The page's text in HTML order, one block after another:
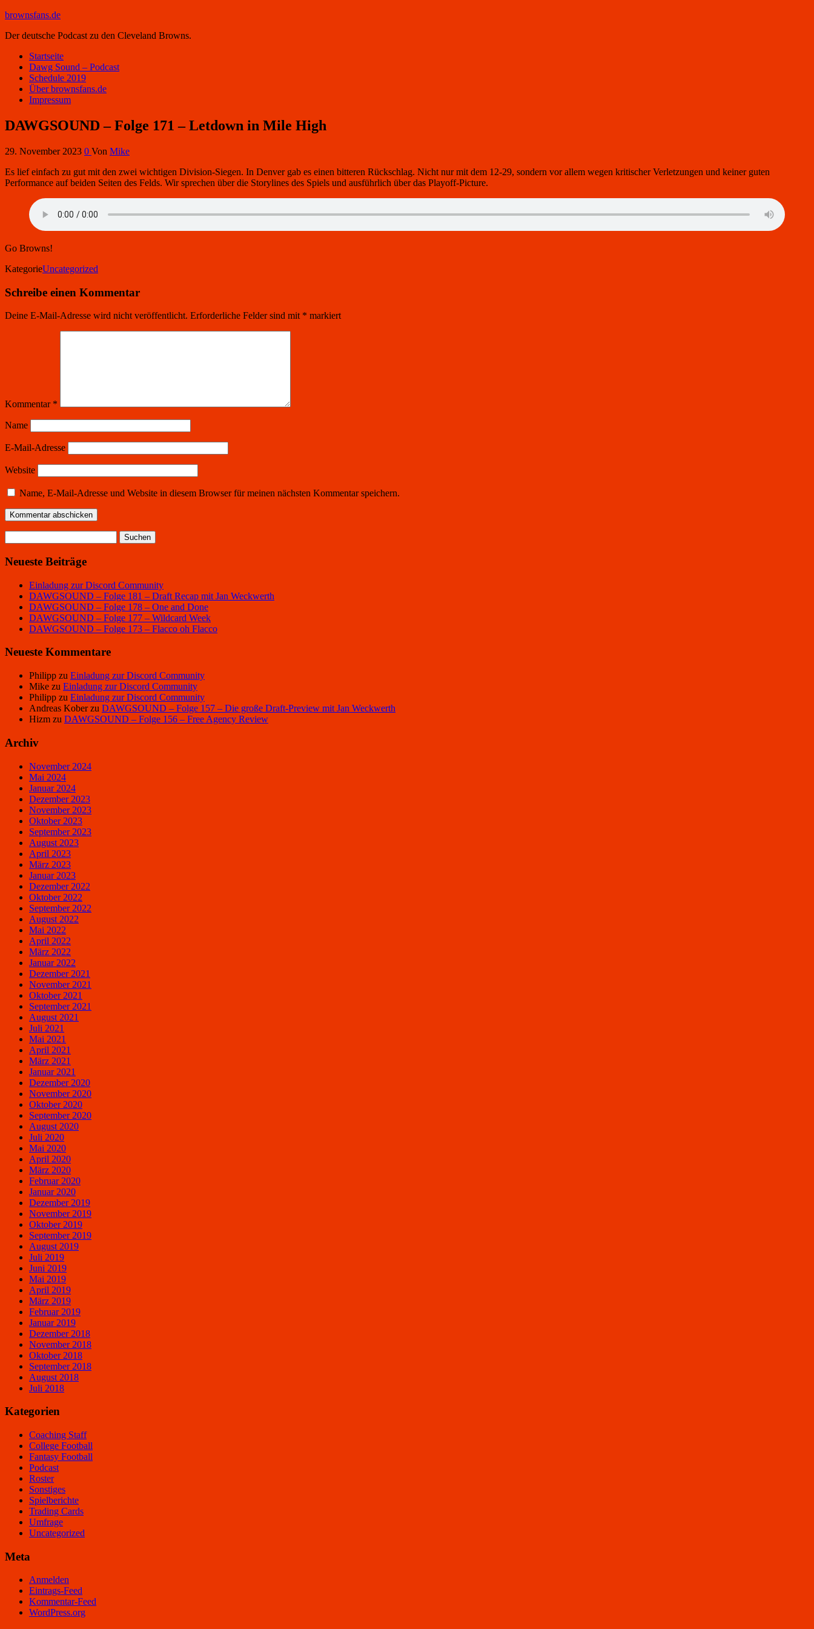
brownsfans.de
Der deutsche Podcast zu den Cleveland Browns.
Startseite
Dawg Sound – Podcast
Schedule 2019
Über brownsfans.de
Impressum
DAWGSOUND – Folge 171 – Letdown in Mile High
29. November 2023 0 Von Mike
Es lief einfach zu gut mit den zwei wichtigen Division-Siegen. In Denver gab es einen bitteren Rückschlag. Nicht nur mit dem 12-29, sondern vor allem wegen kritischer Verletzungen und keiner guten
Performance auf beiden Seiten des Felds. Wir sprechen über die Storylines des Spiels und ausführlich über das Playoff-Picture.
Go Browns!
KategorieUncategorized
Schreibe einen Kommentar
Deine E-Mail-Adresse wird nicht veröffentlicht. Erforderliche Felder sind mit * markiert
Kommentar *
Name
E-Mail-Adresse
Website
Name, E-Mail-Adresse und Website in diesem Browser für meinen nächsten Kommentar speichern.
nach:
Neueste Beiträge
Einladung zur Discord Community
DAWGSOUND – Folge 181 – Draft Recap mit Jan Weckwerth
DAWGSOUND – Folge 178 – One and Done
DAWGSOUND – Folge 177 – Wildcard Week
DAWGSOUND – Folge 173 – Flacco oh Flacco
Neueste Kommentare
Philipp zu Einladung zur Discord Community
Mike zu Einladung zur Discord Community
Philipp zu Einladung zur Discord Community
Andreas Koberzu DAWGSOUND – Folge 157 – Die große Draft-Preview mit Jan Weckwerth
Hizm zu DAWGSOUND – Folge 156 – Free Agency Review
Archiv
November 2024
Mai 2024
Januar 2024
Dezember 2023
November 2023
Oktober 2023
September 2023
August 2023
April 2023
März 2023
Januar 2023
Dezember 2022
Oktober 2022
September 2022
August 2022
Mai 2022
April 2022
März 2022
Januar 2022
Dezember 2021
November 2021
Oktober 2021
September 2021
August 2021
Juli 2021
Mai 2021
April 2021
März 2021
Januar 2021
Dezember 2020
November 2020
Oktober 2020
September 2020
August 2020
Juli 2020
Mai 2020
April 2020
März 2020
Februar 2020
Januar 2020
Dezember 2019
November 2019
Oktober 2019
September 2019
August 2019
Juli 2019
Juni 2019
Mai 2019
April 2019
März 2019
Februar 2019
Januar 2019
Dezember 2018
November 2018
Oktober 2018
September 2018
August 2018
Juli 2018
Kategorien
Coaching Staff
College Football
Fantasy Football
Podcast
Roster
Sonstiges
Spielberichte
Trading Cards
Umfrage
Uncategorized
Meta
Anmelden
Eintrags-Feed
Kommentar-Feed
WordPress.org